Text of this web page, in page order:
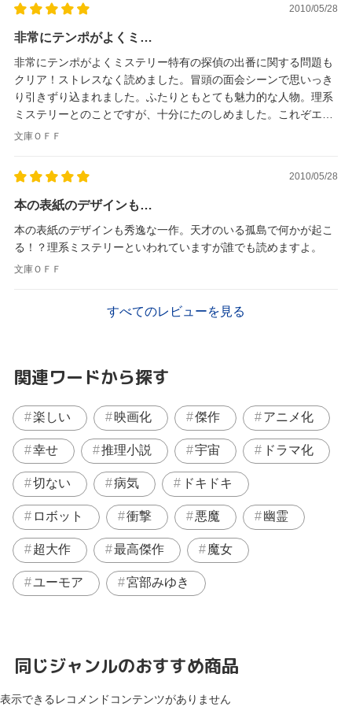
2010/05/28
非常にテンポがよくミ…
非常にテンポがよくミステリー特有の探偵の出番に関する問題も
クリア！ストレスなく読めました。冒頭の面会シーンで思いっき
り引きずり込まれました。ふたりともとても魅力的な人物。理系
ミステリーとのことですが、十分にたのしめました。これぞエン
ターテイメント♪誰が天才なのか見破ってください♪
文庫ＯＦＦ
2010/05/28
本の表紙のデザインも…
本の表紙のデザインも秀逸な一作。天才のいる孤島で何かが起こ
る！？理系ミステリーといわれていますが誰でも読めますよ。
文庫ＯＦＦ
すべてのレビューを見る
関連ワードから探す
楽しい 映画化 傑作 アニメ化
幸せ 推理小説 宇宙 ドラマ化
切ない 病気 ドキドキ
ロボット 衝撃 悪魔 幽霊
超大作 最高傑作 魔女
ユーモア 宮部みゆき
同じジャンルのおすすめ商品
表示できるレコメンドコンテンツがありません